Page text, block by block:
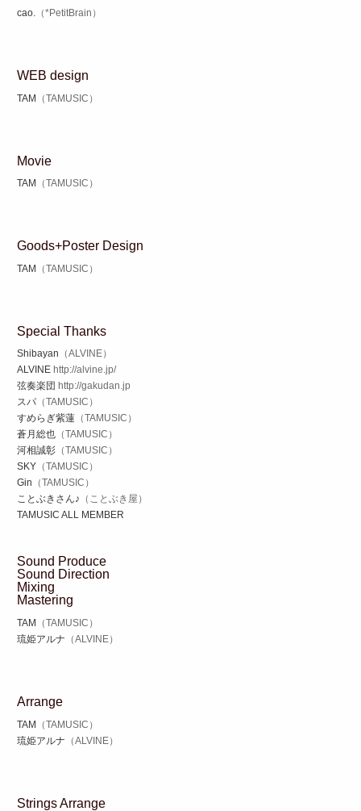
cao. （*PetitBrain）
WEB design
TAM （TAMUSIC）
Movie
TAM （TAMUSIC）
Goods+Poster Design
TAM （TAMUSIC）
Special Thanks
Shibayan （ALVINE）
ALVINE http://alvine.jp/
弦奏楽団 http://gakudan.jp
スパ （TAMUSIC）
すめらぎ紫蓮 （TAMUSIC）
蒼月総也 （TAMUSIC）
河相誠彰 （TAMUSIC）
SKY （TAMUSIC）
Gin （TAMUSIC）
ことぶきさん♪ （ことぶき屋）
TAMUSIC ALL MEMBER
Sound Produce
Sound Direction
Mixing
Mastering
TAM
（TAMUSIC）
琉姫アルナ （ALVINE）
Arrange
TAM （TAMUSIC）
琉姫アルナ （ALVINE）
Strings Arrange